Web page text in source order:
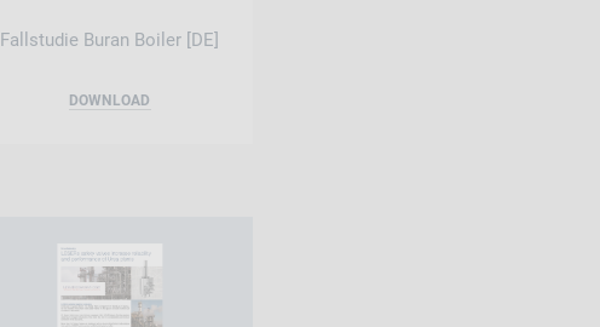
Fallstudie Buran Boiler [DE]
DOWNLOAD